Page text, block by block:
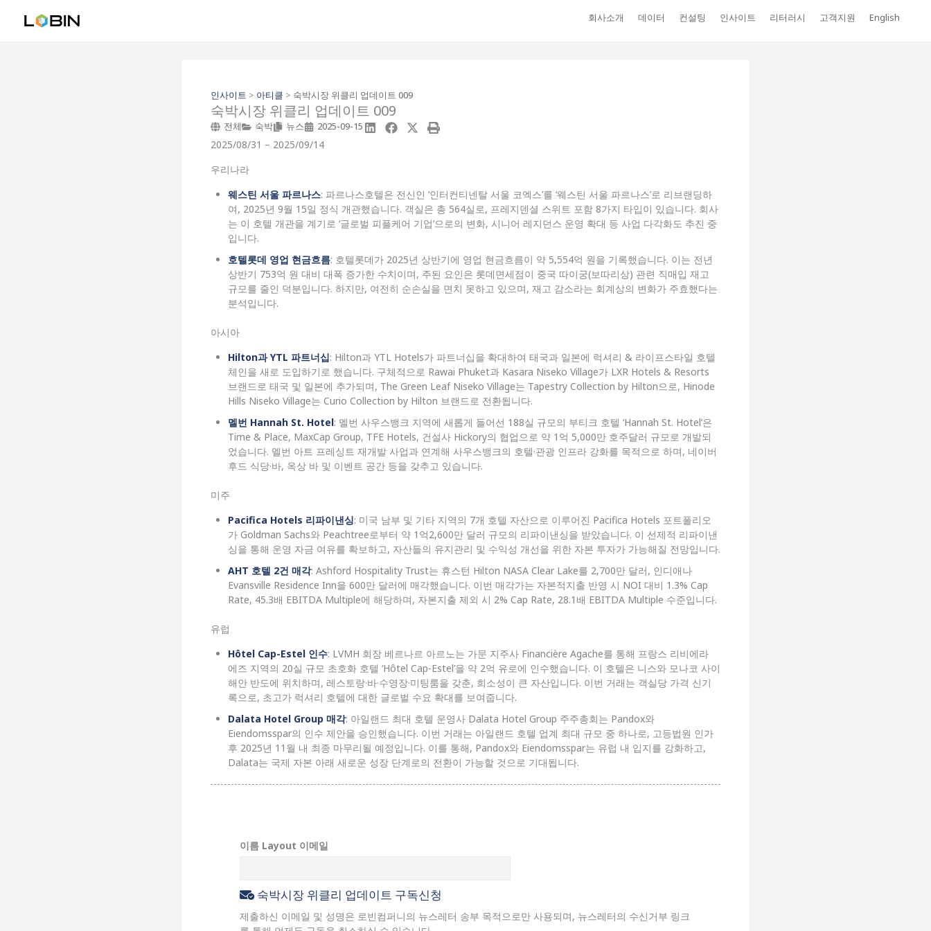
회사소개 데이터 컨설팅 인사이트 리터러시 고객지원 English
인사이트 > 아티클 > 숙박시장 위클리 업데이트 009
숙박시장 위클리 업데이트 009
전체 숙박 뉴스 2025-09-15
2025/08/31 – 2025/09/14
우리나라
웨스틴 서울 파르나스: 파르나스호텔은 전신인 ‘인터컨티넨탈 서울 코엑스’를 ‘웨스틴 서울 파르나스’로 리브랜딩하
여, 2025년 9월 15일 정식 개관했습니다. 객실은 총 564실로, 프레지덴셜 스위트 포함 8가지 타입이 있습니다. 회사
는 이 호텔 개관을 계기로 ‘글로벌 피플케어 기업’으로의 변화, 시니어 레지던스 운영 확대 등 사업 다각화도 추진 중
입니다.
호텔롯데 영업 현금흐름: 호텔롯데가 2025년 상반기에 영업 현금흐름이 약 5,554억 원을 기록했습니다. 이는 전년
상반기 753억 원 대비 대폭 증가한 수치이며, 주된 요인은 롯데면세점이 중국 따이궁(보따리상) 관련 직매입 재고
규모를 줄인 덕분입니다. 하지만, 여전히 순손실을 면치 못하고 있으며, 재고 감소라는 회계상의 변화가 주효했다는
분석입니다.
아시아
Hilton과 YTL 파트너십: Hilton과 YTL Hotels가 파트너십을 확대하여 태국과 일본에 럭셔리 & 라이프스타일 호텔
체인을 새로 도입하기로 했습니다. 구체적으로 Rawai Phuket과 Kasara Niseko Village가 LXR Hotels & Resorts
브랜드로 태국 및 일본에 추가되며, The Green Leaf Niseko Village는 Tapestry Collection by Hilton으로, Hinode
Hills Niseko Village는 Curio Collection by Hilton 브랜드로 전환됩니다.
멜번 Hannah St. Hotel: 멜번 사우스뱅크 지역에 새롭게 들어선 188실 규모의 부티크 호텔 ‘Hannah St. Hotel’은
Time & Place, MaxCap Group, TFE Hotels, 건설사 Hickory의 협업으로 약 1억 5,000만 호주달러 규모로 개발되
었습니다. 멜번 아트 프레싱트 재개발 사업과 연계해 사우스뱅크의 호텔·관광 인프라 강화를 목적으로 하며, 네이버
후드 식당·바, 옥상 바 및 이벤트 공간 등을 갖추고 있습니다.
미주
Pacifica Hotels 리파이낸싱: 미국 남부 및 기타 지역의 7개 호텔 자산으로 이루어진 Pacifica Hotels 포트폴리오
가 Goldman Sachs와 Peachtree로부터 약 1억2,600만 달러 규모의 리파이낸싱을 받았습니다. 이 선제적 리파이낸
싱을 통해 운영 자금 여유를 확보하고, 자산들의 유지관리 및 수익성 개선을 위한 자본 투자가 가능해질 전망입니다.
AHT 호텔 2건 매각: Ashford Hospitality Trust는 휴스턴 Hilton NASA Clear Lake를 2,700만 달러, 인디애나
Evansville Residence Inn을 600만 달러에 매각했습니다. 이번 매각가는 자본적지출 반영 시 NOI 대비 1.3% Cap
Rate, 45.3배 EBITDA Multiple에 해당하며, 자본지출 제외 시 2% Cap Rate, 28.1배 EBITDA Multiple 수준입니다.
유럽
Hôtel Cap-Estel 인수: LVMH 회장 베르나르 아르노는 가문 지주사 Financière Agache를 통해 프랑스 리비에라
에즈 지역의 20실 규모 초호화 호텔 ‘Hôtel Cap-Estel’을 약 2억 유로에 인수했습니다. 이 호텔은 니스와 모나코 사이
해안 반도에 위치하며, 레스토랑·바·수영장·미팅룸을 갖춘, 희소성이 큰 자산입니다. 이번 거래는 객실당 가격 신기
록으로, 초고가 럭셔리 호텔에 대한 글로벌 수요 확대를 보여줍니다.
Dalata Hotel Group 매각: 아일랜드 최대 호텔 운영사 Dalata Hotel Group 주주총회는 Pandox와
Eiendomsspar의 인수 제안을 승인했습니다. 이번 거래는 아일랜드 호텔 업계 최대 규모 중 하나로, 고등법원 인가
후 2025년 11월 내 최종 마무리될 예정입니다. 이를 통해, Pandox와 Eiendomsspar는 유럽 내 입지를 강화하고,
Dalata는 국제 자본 아래 새로운 성장 단계로의 전환이 가능할 것으로 기대됩니다.
이름 Layout 이메일
숙박시장 위클리 업데이트 구독신청
제출하신 이메일 및 성명은 로빈컴퍼니의 뉴스레터 송부 목적으로만 사용되며, 뉴스레터의 수신거부 링크